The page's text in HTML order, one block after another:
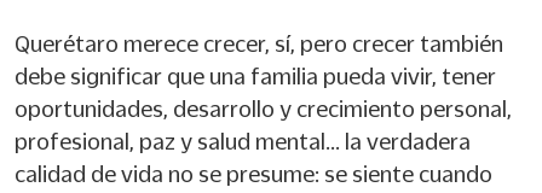
Querétaro merece crecer, sí, pero crecer también
debe significar que una familia pueda vivir, tener
oportunidades, desarrollo y crecimiento personal,
profesional, paz y salud mental… la verdadera
calidad de vida no se presume: se siente cuando